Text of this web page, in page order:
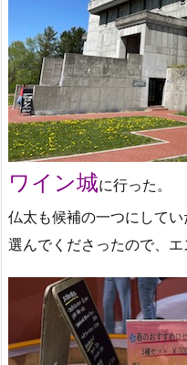
ワイン城に行った。
仏太も候補の一つにしてい
選んでくださったので、エ